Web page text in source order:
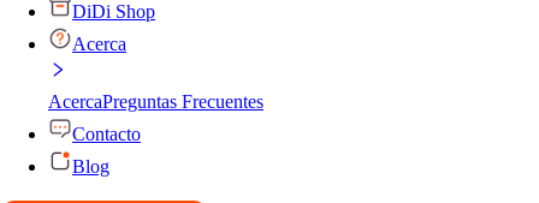
DiDi Shop
Acerca
AcercaPreguntas Frecuentes
Contacto
Blog